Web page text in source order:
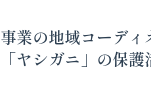
事業の地域コーデ
ヤシガニ」の保護